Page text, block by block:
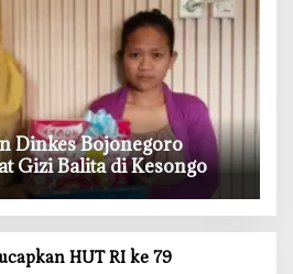
Dinkes Bojonegoro
Gizi Balita di Kesongo
HUT RI ke 79